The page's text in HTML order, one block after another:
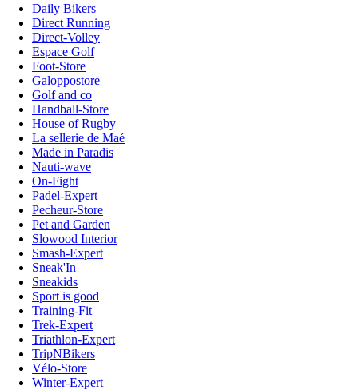
Daily Bikers
Direct Running
Direct-Volley
Espace Golf
Foot-Store
Galoppostore
Golf and co
Handball-Store
House of Rugby
La sellerie de Maé
Made in Paradis
Nauti-wave
On-Fight
Padel-Expert
Pecheur-Store
Pet and Garden
Slowood Interior
Smash-Expert
Sneak'In
Sneakids
Sport is good
Training-Fit
Trek-Expert
Triathlon-Expert
TripNBikers
Vélo-Store
Winter-Expert